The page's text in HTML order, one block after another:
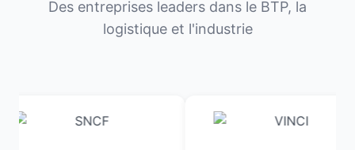
Des entreprises leaders dans le BTP, la
logistique et l'industrie